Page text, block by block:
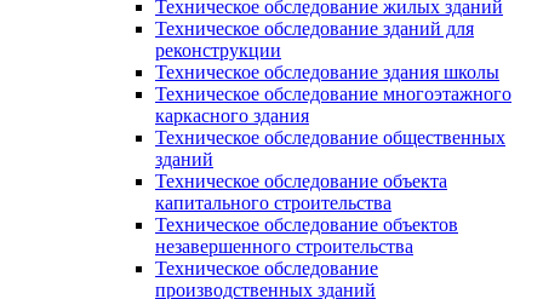
Техническое обследование жилых зданий
Техническое обследование зданий для
реконструкции
Техническое обследование здания школы
Техническое обследование многоэтажного
каркасного здания
Техническое обследование общественных
зданий
Техническое обследование объекта
капитального строительства
Техническое обследование объектов
незавершенного строительства
Техническое обследование
производственных зданий